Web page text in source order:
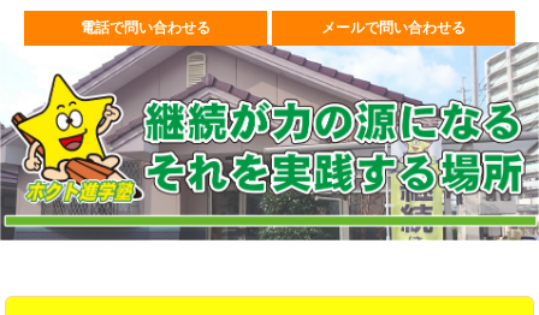
電話で問い合わせる メールで問い合わせる